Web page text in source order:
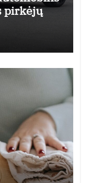
pirkėjų